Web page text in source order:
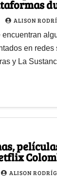
ALISON
encuentran
en
y La
ALISON